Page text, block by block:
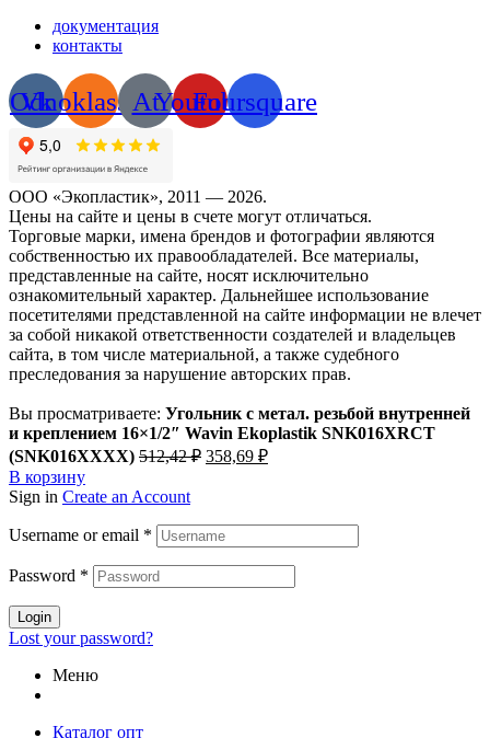
документация
контакты
Vk
Odnoklassniki
AtYoutube
Foursquare
ООО «Экопластик», 2011 — 2026.
Цены на сайте и цены в счете могут отличаться.
Торговые марки, имена брендов и фотографии являются
собственностью их правообладателей. Все материалы,
представленные на сайте, носят исключительно
ознакомительный характер. Дальнейшее использование
посетителями представленной на сайте информации не влечет
за собой никакой ответственности создателей и владельцев
сайта, в том числе материальной, а также судебного
преследования за нарушение авторских прав.
Вы просматриваете: Угольник с метал. резьбой внутренней
и креплением 16×1/2″ Wavin Ekoplastik SNK016XRCT
(SNK016XXXX) 512,42₽ Первоначальная
358,69 ₽Текущая
В корзину
Sign in Create an Account
Username or email *
Password *
Login
Lost your password?
Меню
Каталог опт